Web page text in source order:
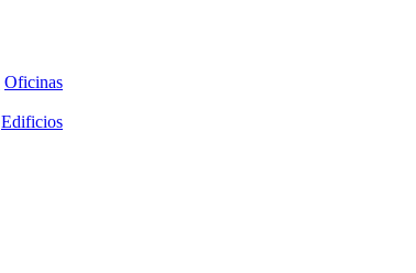
Oficinas
Edificios